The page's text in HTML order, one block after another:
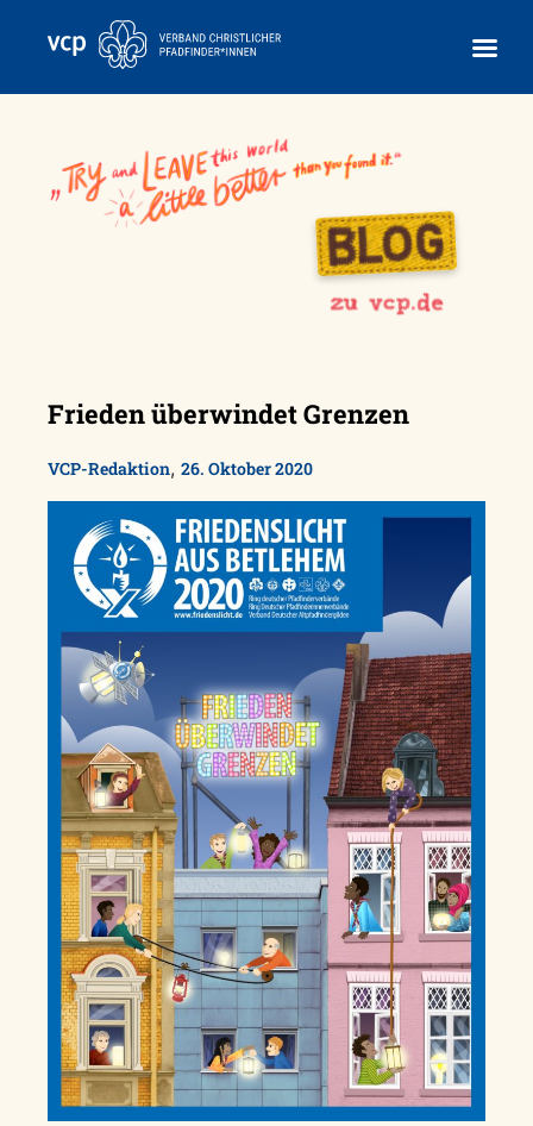
Frieden überwindet Grenzen
VCP-Redaktion, 26. Oktober 2020